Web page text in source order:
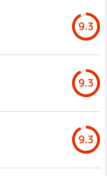
9.3
9.3
9.3